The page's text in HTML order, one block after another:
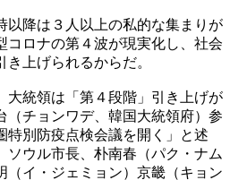
以降は３人以上の私的な集まりが
コロナの第４波が現実化し、社会
上げられるからだ。
大統領は「第４段階」引き上げが
（チョンワデ、韓国大統領府）参
特別防疫点検会議を開く」と述
ソウル市長、朴南春（パク・ナム
（イ・ジェミョン）京畿（キョン